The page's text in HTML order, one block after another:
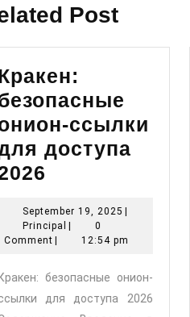
Post
ссылки
доступа
онион-
ссылки
для
доступа
September 19, 2025 September
2025
|
Principal Principal
|
0
Comment | 12:54 pm
безопасные онион-
для доступа 2026